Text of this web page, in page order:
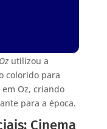
utilizou a
colorido para
Oz, criando
para a época.
Cinema